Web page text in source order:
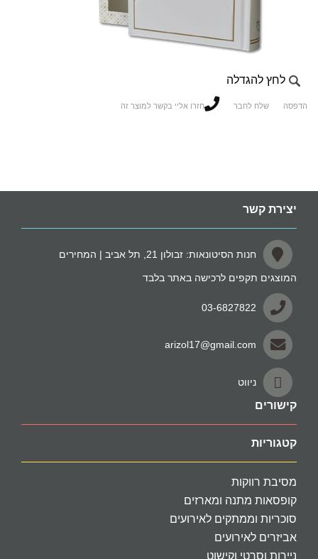
לחץ להגדלה
הדפסה שלח לחבר חזרו אליי בקשר למוצר זה
יצירת קשר
חנות הסיטונאות: זבולון 21, תל אביב | המחירים
המוצגים תקפים לרכישה באתר בלבד
03-6827822
arizol17@gmail.com
ניווט
קישורים
קטגוריות
מסיבת רווקות
קופסאות מתנה ומארזים
סוכריות וממתקים לאירועים
אביזרים לאירועים
ניירות וסרטי וקישוט